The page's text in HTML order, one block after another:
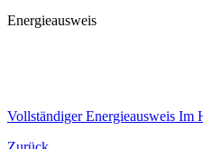
Energieausweis
Vollständiger Energieausweis Im